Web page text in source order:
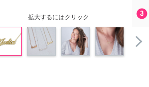
拡大するにはクリック